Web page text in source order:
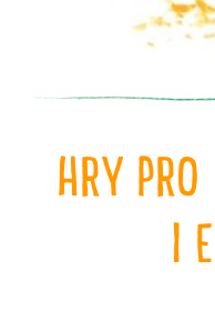
hry pro
i